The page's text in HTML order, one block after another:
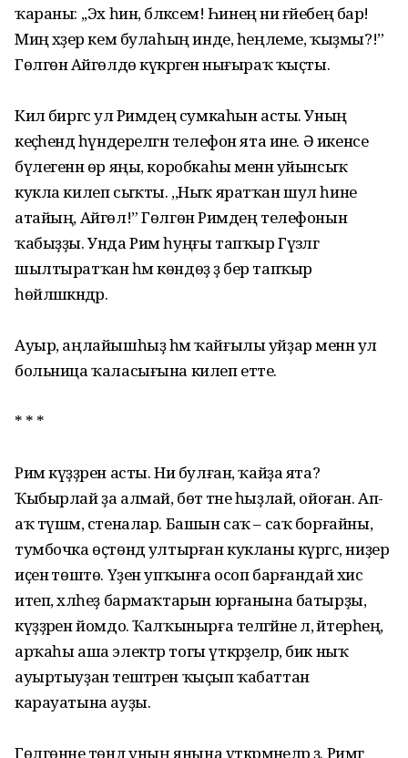
ҡараны: ,,Эх һин, бәләкәсем! Һинең ни ғәйебең бар!
Миңә хәҙер кем булаһың инде, һеңлеме, ҡыҙмы?!”
Гөлгөнә Айгөлдө күкрәгенә нығыраҡ ҡыҫты.
Килә биргәс ул Римдең сумкаһын асты. Уның
кеҫәһендә һүндерелгән телефон ята ине. Ә икенсе
бүлегенән өр яңы, коробкаһы менән уйынсыҡ
кукла килеп сыҡты. ,,Ныҡ яратҡан шул һине
атайың, Айгөл!” Гөлгөнә Римдең телефонын
ҡабыҙҙы. Унда Рим һуңғы тапҡыр Гүзәлгә
шылтыратҡан һәм көндөҙ ҙә бер тапҡыр
һөйләшкәндәр.
Ауыр, аңлайышһыҙ һәм ҡайғылы уйҙар менән ул
больница ҡаласығына килеп етте.
* * *
Рим күҙҙәрен асты. Ни булған, ҡайҙа ята?
Ҡыбырлай ҙа алмай, бөтә тәне һыҙлай, ойоған. Ап-
аҡ түшәм, стеналар. Башын саҡ – саҡ борғайны,
тумбочка өҫтөндә ултырған кукланы күргәс, ниҙер
иҫенә төштө. Үҙен упҡынға осоп барғандай хис
итеп, хәлһеҙ бармаҡтарын юрғанына батырҙы,
күҙҙәрен йомдо. Ҡалҡынырға теләгәйне лә, әйтерһең,
арҡаһы аша электр тогы үткәрҙеләр, бик ныҡ
ауыртыуҙан тештәрен ҡыҫып ҡабаттан
карауатына ауҙы.
Гөлгөнәне төндә уның янына үткәрмәнеләр ҙә. Римгә